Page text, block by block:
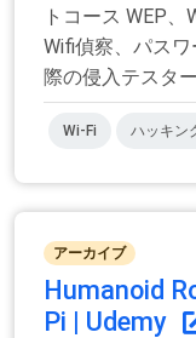
トコース WEP、
Wifi偵察、パス
際の侵入テスタ
Wi-Fi ハッキン
アーカイブ
Humanoid
Pi | Udemy